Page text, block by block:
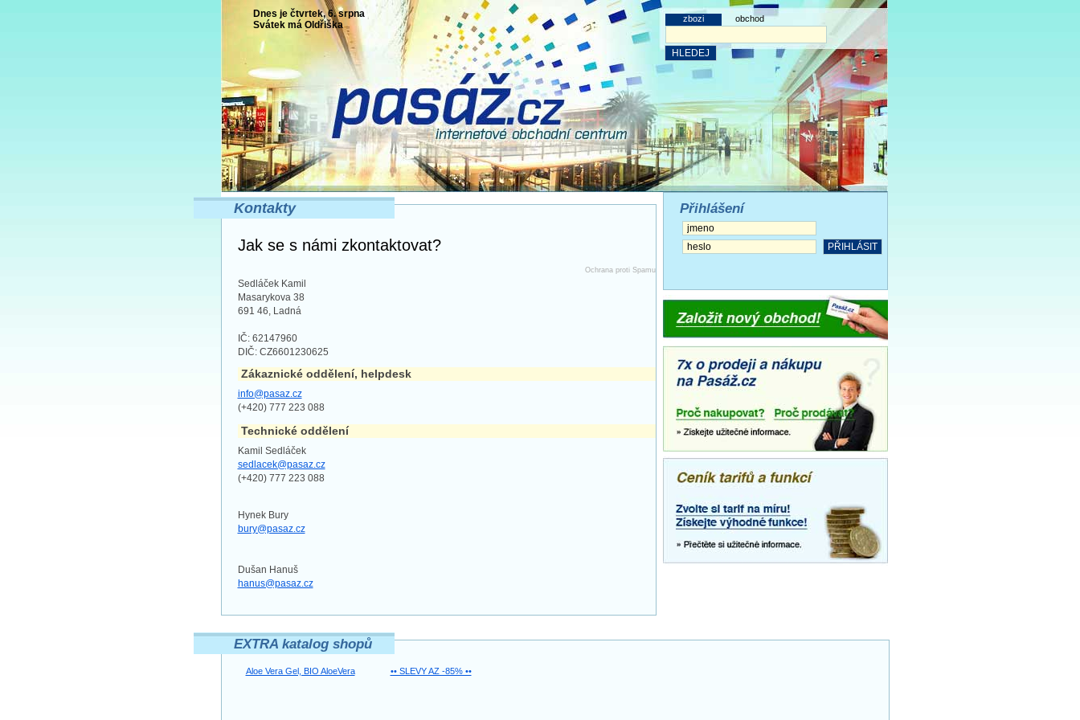
zbozi obchod
Dnes je čtvrtek, 6. srpna
Svátek má Oldřiška
Kontakty
Jak se s námi zkontaktovat?
Ochrana proti Spamu
Sedláček Kamil
Masarykova 38
691 46, Ladná
IČ: 62147960
DIČ: CZ6601230625
Zákaznické oddělení, helpdesk
info@pasaz.cz
(+420) 777 223 088
Technické oddělení
Kamil Sedláček
sedlacek@pasaz.cz
(+420) 777 223 088
Hynek Bury
bury@pasaz.cz
Dušan Hanuš
hanus@pasaz.cz
Přihlášení
EXTRA katalog shopů
Aloe Vera Gel, BIO AloeVera •• SLEVY AZ -85% ••